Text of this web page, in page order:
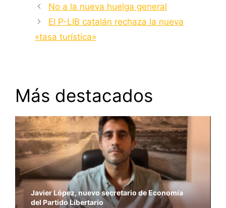
No a la nueva huelga general
El P-LIB catalán rechaza la nueva
«tasa turística»
Más destacados
Javier López, nuevo secretario de Economía
del Partido Libertario